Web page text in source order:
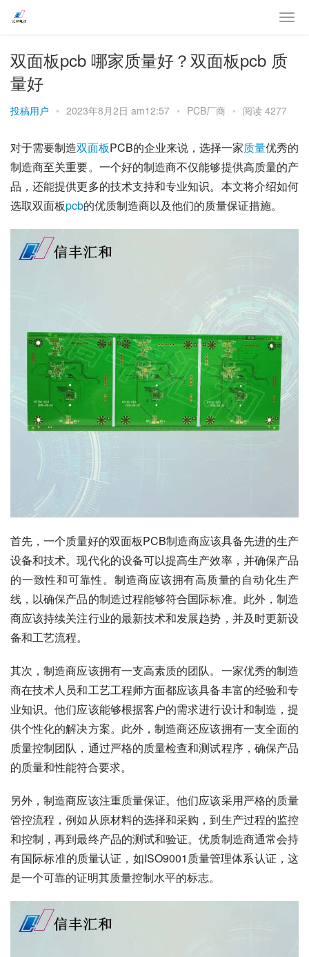
双面板pcb 哪家质量好？双面板pcb 质
量好
投稿用户 • 2023年8月2日 am12:57 • PCB厂商 • 阅读 4277
对于需要制造双面板PCB的企业来说，选择一家质量优秀的
制造商至关重要。一个好的制造商不仅能够提供高质量的产
品，还能提供更多的技术支持和专业知识。本文将介绍如何
选取双面板pcb的优质制造商以及他们的质量保证措施。
首先，一个质量好的双面板PCB制造商应该具备先进的生产
设备和技术。现代化的设备可以提高生产效率，并确保产品
的一致性和可靠性。制造商应该拥有高质量的自动化生产
线，以确保产品的制造过程能够符合国际标准。此外，制造
商应该持续关注行业的最新技术和发展趋势，并及时更新设
备和工艺流程。
其次，制造商应该拥有一支高素质的团队。一家优秀的制造
商在技术人员和工艺工程师方面都应该具备丰富的经验和专
业知识。他们应该能够根据客户的需求进行设计和制造，提
供个性化的解决方案。此外，制造商还应该拥有一支全面的
质量控制团队，通过严格的质量检查和测试程序，确保产品
的质量和性能符合要求。
另外，制造商应该注重质量保证。他们应该采用严格的质量
管控流程，例如从原材料的选择和采购，到生产过程的监控
和控制，再到最终产品的测试和验证。优质制造商通常会持
有国际标准的质量认证，如ISO9001质量管理体系认证，这
是一个可靠的证明其质量控制水平的标志。